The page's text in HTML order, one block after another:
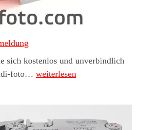
sich kostenlos und unverbindlich
foto… Newsletter Anmeldung
weiterlesen